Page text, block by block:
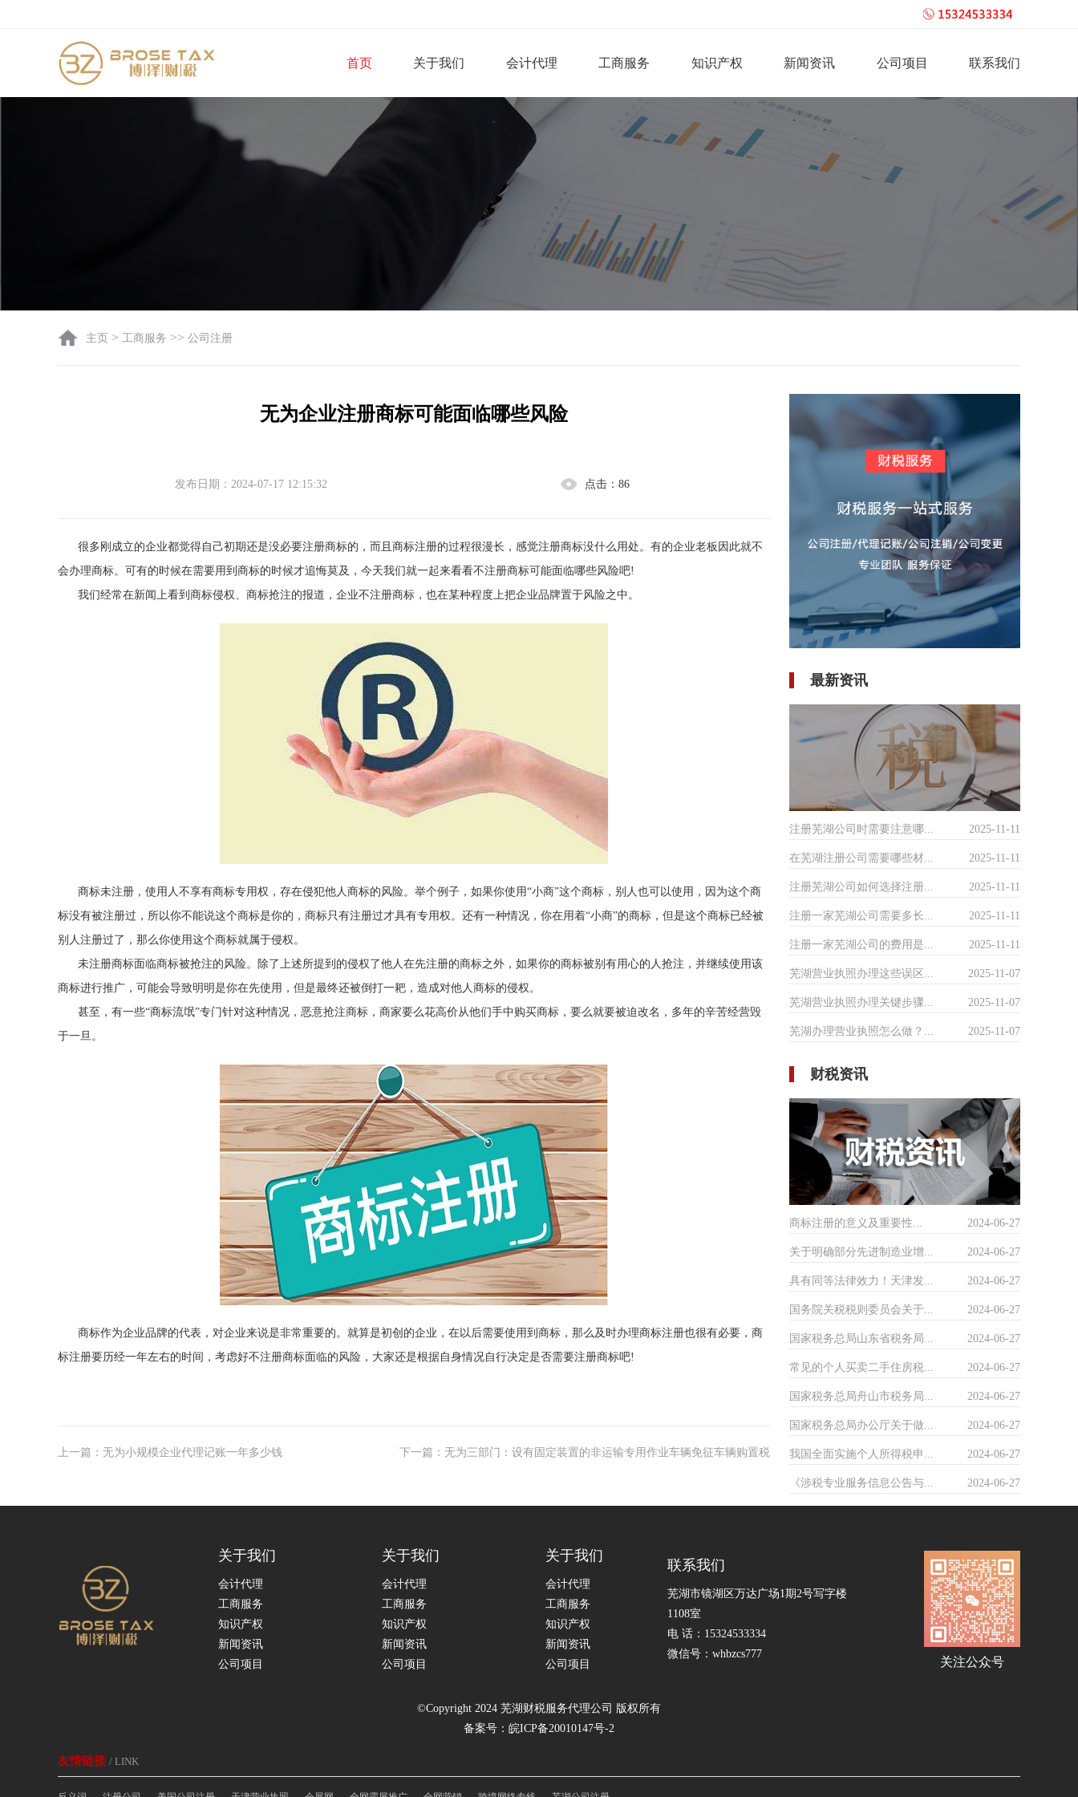
首页 关于我们 会计代理 工商服务 知识产权 新闻资讯 公司项目 联系我们
主页 > 工商服务 >> 公司注册
无为企业注册商标可能面临哪些风险
发布日期：2024-07-17 12:15:32 点击： 86
很多刚成立的企业都觉得自己初期还是没必要注册商标的，而且商标注册的过程很漫长，感觉注册商标没什么用处。有的企业老板因此就不
会办理商标。可有的时候在需要用到商标的时候才追悔莫及，今天我们就一起来看看不注册商标可能面临哪些风险吧!
我们经常在新闻上看到商标侵权、商标抢注的报道，企业不注册商标，也在某种程度上把企业品牌置于风险之中。
商标未注册，使用人不享有商标专用权，存在侵犯他人商标的风险。举个例子，如果你使用“小商”这个商标，别人也可以使用，因为这个商
标没有被注册过，所以你不能说这个商标是你的，商标只有注册过才具有专用权。还有一种情况，你在用着“小商”的商标，但是这个商标已经被
别人注册过了，那么你使用这个商标就属于侵权。
未注册商标面临商标被抢注的风险。除了上述所提到的侵权了他人在先注册的商标之外，如果你的商标被别有用心的人抢注，并继续使用该
商标进行推广，可能会导致明明是你在先使用，但是最终还被倒打一耙，造成对他人商标的侵权。
甚至，有一些“商标流氓”专门针对这种情况，恶意抢注商标，商家要么花高价从他们手中购买商标，要么就要被迫改名，多年的辛苦经营毁
于一旦。
商标作为企业品牌的代表，对企业来说是非常重要的。就算是初创的企业，在以后需要使用到商标，那么及时办理商标注册也很有必要，商
标注册要历经一年左右的时间，考虑好不注册商标面临的风险，大家还是根据自身情况自行决定是否需要注册商标吧!
上一篇：无为小规模企业代理记账一年多少钱 下一篇：无为三部门：设有固定装置的非运输专用作业车辆免征车辆购置税
最新资讯
注册芜湖公司时需要注意哪... 2025-11-11
在芜湖注册公司需要哪些材... 2025-11-11
注册芜湖公司如何选择注册... 2025-11-11
注册一家芜湖公司需要多长... 2025-11-11
注册一家芜湖公司的费用是... 2025-11-11
芜湖营业执照办理这些误区... 2025-11-07
芜湖营业执照办理关键步骤... 2025-11-07
芜湖办理营业执照怎么做？... 2025-11-07
财税资讯
商标注册的意义及重要性... 2024-06-27
关于明确部分先进制造业增... 2024-06-27
具有同等法律效力！天津发... 2024-06-27
国务院关税税则委员会关于... 2024-06-27
国家税务总局山东省税务局... 2024-06-27
常见的个人买卖二手住房税... 2024-06-27
国家税务总局舟山市税务局... 2024-06-27
国家税务总局办公厅关于做... 2024-06-27
我国全面实施个人所得税申... 2024-06-27
《涉税专业服务信息公告与... 2024-06-27
关于我们
会计代理
工商服务
知识产权
新闻资讯
公司项目
关于我们
会计代理
工商服务
知识产权
新闻资讯
公司项目
关于我们
会计代理
工商服务
知识产权
新闻资讯
公司项目
联系我们
芜湖市镜湖区万达广场1期2号写字楼
1108室
电 话：15324533334
微信号：whbzcs777
关注公众号
©Copyright 2024 芜湖财税服务代理公司 版权所有
备案号： 皖ICP备20010147号-2
友情链接 / LINK